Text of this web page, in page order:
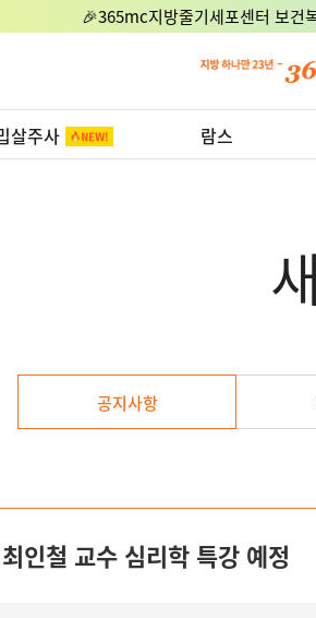
🎉365mc지방줄기세포센터 보건
살주사 람스
공지사항
인철 교수 심리학 특강 예정